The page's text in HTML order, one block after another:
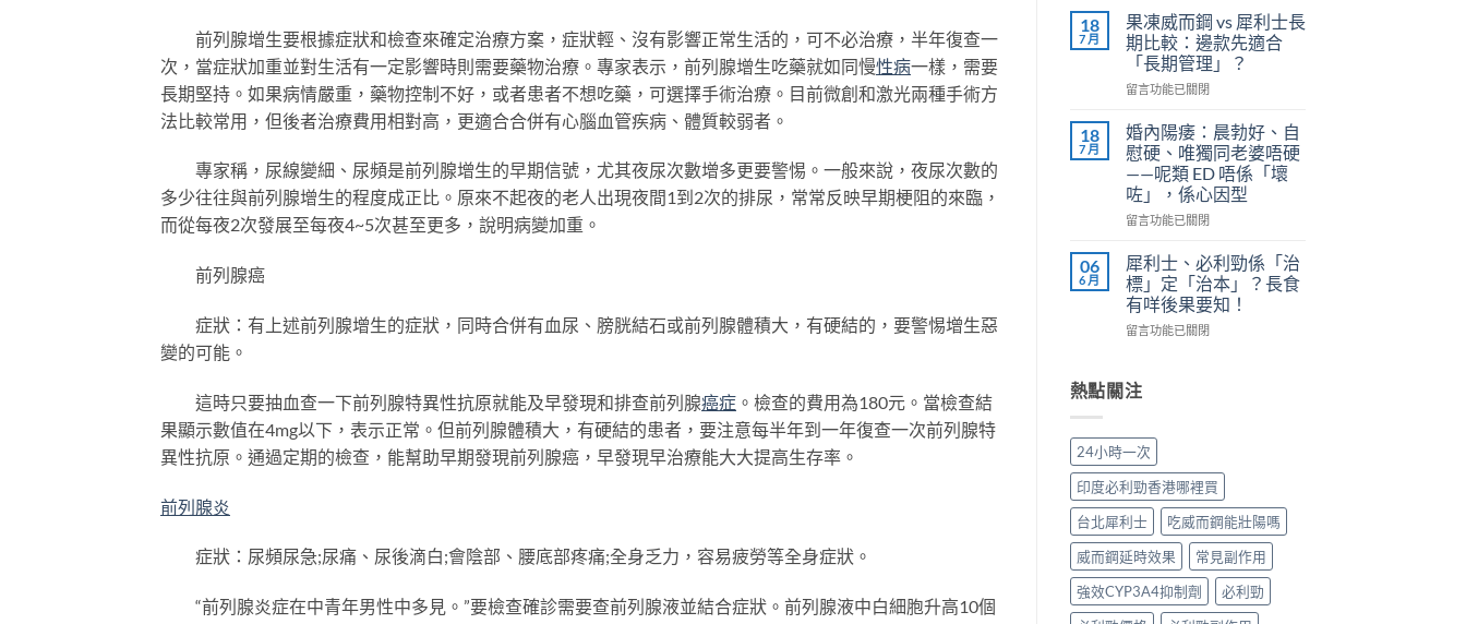
前列腺增生要根據症狀和檢查來確定治療方案，症狀輕、沒有影響正常生活的，可不必治療，半年復查一
次，當症狀加重並對生活有一定影響時則需要藥物治療。專家表示，前列腺增生吃藥就如同慢性病一樣，需要
長期堅持。如果病情嚴重，藥物控制不好，或者患者不想吃藥，可選擇手術治療。目前微創和激光兩種手術方
法比較常用，但後者治療費用相對高，更適合合併有心腦血管疾病、體質較弱者。
專家稱，尿線變細、尿頻是前列腺增生的早期信號，尤其夜尿次數增多更要警惕。一般來說，夜尿次數的
多少往往與前列腺增生的程度成正比。原來不起夜的老人出現夜間1到2次的排尿，常常反映早期梗阻的來臨，
而從每夜2次發展至每夜4~5次甚至更多，說明病變加重。
前列腺癌
症狀：有上述前列腺增生的症狀，同時合併有血尿、膀胱結石或前列腺體積大，有硬結的，要警惕增生惡
變的可能。
這時只要抽血查一下前列腺特異性抗原就能及早發現和排查前列腺癌症 。檢查的費用為180元。當檢查結
果顯示數值在4mg以下，表示正常。但前列腺體積大，有硬結的患者，要注意每半年到一年復查一次前列腺特
異性抗原。通過定期的檢查，能幫助早期發現前列腺癌，早發現早治療能大大提高生存率。
前列腺炎
症狀：尿頻尿急;尿痛、尿後滴白;會陰部、腰底部疼痛;全身乏力，容易疲勞等全身症狀。
“前列腺炎症在中青年男性中多見。”要檢查確診需要查前列腺液並結合症狀。前列腺液中白細胞升高10個
是
多
少？
整
南：
香
港
男
性
必
的
正
確
用
法〉
利
勁
有
嗎？
個
信
號
我
評
＋
副
作
用
與
全
香
男
性
必
讀〉
中
18
7 月
果凍威而鋼 vs 犀利士長
期比較：邊款先適合
「長期管理」？
在
凍
威
而
鋼
vs
犀
士
長
期
比
較：
先
適
「長
管
理」？〉
中
留言功能已關閉
18
7 月
婚內陽痿：晨勃好、自
慰硬、唯獨同老婆唔硬
——呢類 ED 唔係「壞
咗」，係心因型
在
內
陽
痿：
晨
勃
慰
獨
老
婆
唔
硬
——
呢
類
ED
留言功能已關閉
06
6 月
犀利士、必利勁係「治
標」定「治本」？長食
有咩後果要知！
在
士、
必
勁
「治
標」
定
「治
本」？
長
食
有
留言功能已關閉
熱點關注
24小時一次
印度必利勁香港哪裡買
台北犀利士
吃威而鋼能壯陽嗎
威而鋼延時效果
常見副作用
強效CYP3A4抑制劑
必利勁